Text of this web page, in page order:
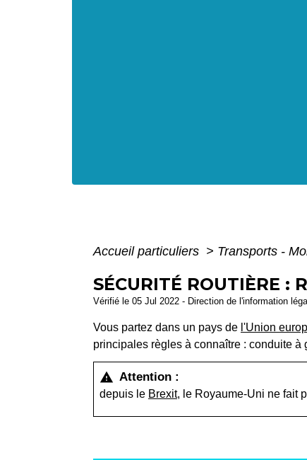
Accueil particuliers > Transports -
SÉCURITÉ ROUTIÈRE :
Vérifié le 05 Jul 2022 - Direction de l'information
Vous partez dans un pays de l'Union
principales règles à connaître : conduite
warning Attention :
depuis le Brexit, le Royaume-Uni ne fait